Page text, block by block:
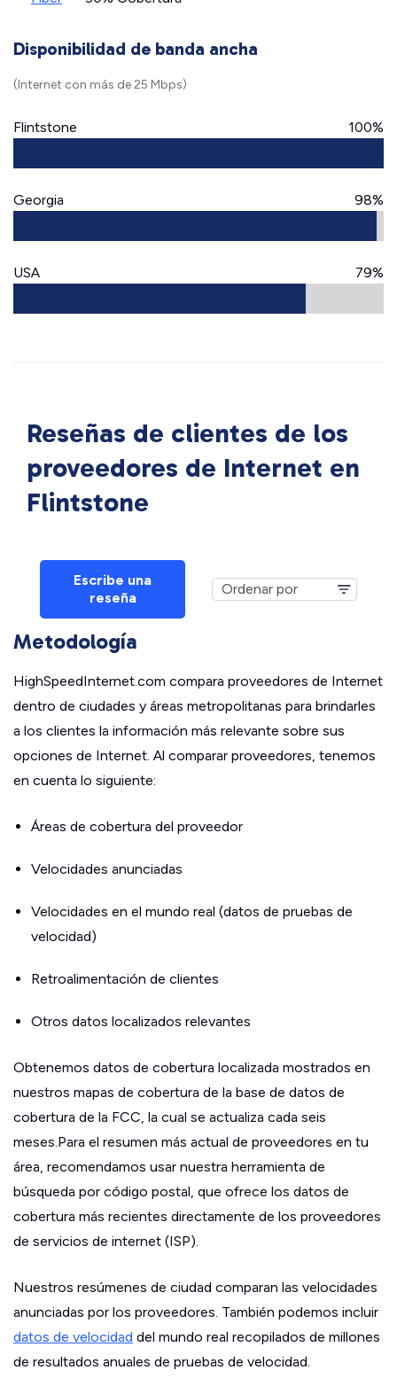
Disponibilidad de banda ancha
(Internet con más de 25 Mbps)
Flintstone 100%
Georgia 98%
USA 79%
Reseñas de clientes de los
proveedores de Internet en
Flintstone
Escribe una
reseña
Metodología
HighSpeedInternet.com compara proveedores de Internet
dentro de ciudades y áreas metropolitanas para brindarles
a los clientes la información más relevante sobre sus
opciones de Internet. Al comparar proveedores, tenemos
en cuenta lo siguiente:
Áreas de cobertura del proveedor
Velocidades anunciadas
Velocidades en el mundo real (datos de pruebas de
velocidad)
Retroalimentación de clientes
Otros datos localizados relevantes
Obtenemos datos de cobertura localizada mostrados en
nuestros mapas de cobertura de la base de datos de
cobertura de la FCC, la cual se actualiza cada seis
meses.Para el resumen más actual de proveedores en tu
área, recomendamos usar nuestra herramienta de
búsqueda por código postal, que ofrece los datos de
cobertura más recientes directamente de los proveedores
de servicios de internet (ISP).
Nuestros resúmenes de ciudad comparan las velocidades
anunciadas por los proveedores. También podemos incluir
datos de velocidad del mundo real recopilados de millones
de resultados anuales de pruebas de velocidad.